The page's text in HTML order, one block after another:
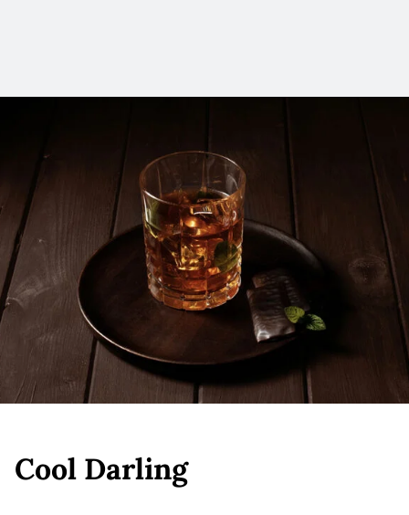
Cool Darling